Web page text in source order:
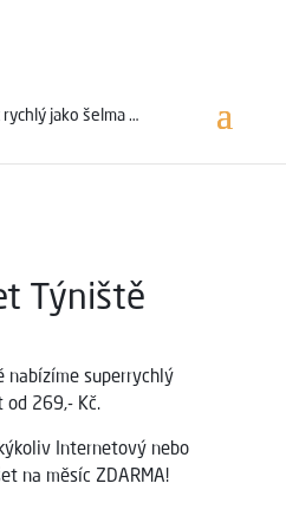
jako šelma …
Týniště
nabízíme superrychlý
od 269,- Kč.
Internetový nebo
na měsíc ZDARMA!